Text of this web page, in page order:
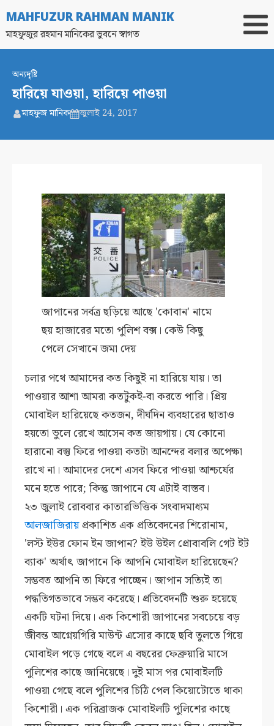
MAHFUZUR RAHMAN MANIK
মাহফুজুর রহমান মানিকের ভুবনে স্বাগত
অন্যদৃষ্টি
হারিয়ে যাওয়া, হারিয়ে পাওয়া
মাহফুজ মানিক জুলাই 24, 2017
জাপানের সর্বত্র ছড়িয়ে আছে 'কোবান' নামে
ছয় হাজারের মতো পুলিশ বক্স। কেউ কিছু
পেলে সেখানে জমা দেয়
চলার পথে আমাদের কত কিছুই না হারিয়ে যায়। তা
পাওয়ার আশা আমরা কতটুকই-বা করতে পারি। প্রিয়
মোবাইল হারিয়েছে কতজন, দীর্ঘদিন ব্যবহারের ছাতাও
হয়তো ভুলে রেখে আসেন কত জায়গায়। যে কোনো
হারানো বস্তু ফিরে পাওয়া কতটা আনন্দের বলার অপেক্ষা
রাখে না। আমাদের দেশে এসব ফিরে পাওয়া আশ্চর্যের
মনে হতে পারে; কিন্তু জাপানে যে এটাই বাস্তব।
২৩ জুলাই রোববার কাতারভিত্তিক সংবাদমাধ্যম
আলজাজিরায়প্রকাশিত এক প্রতিবেদনের শিরোনাম,
'লস্ট ইউর ফোন ইন জাপান? ইউ উইল প্রোবাবলি গেট ইট
ব্যাক' অর্থাৎ জাপানে কি আপনি মোবাইল হারিয়েছেন?
সম্ভবত আপনি তা ফিরে পাচ্ছেন। জাপান সত্যিই তা
পদ্ধতিগতভাবে সম্ভব করেছে। প্রতিবেদনটি শুরু হয়েছে
একটি ঘটনা দিয়ে। এক কিশোরী জাপানের সবচেয়ে বড়
জীবন্ত আগ্নেয়গিরি মাউন্ট এসোর কাছে ছবি তুলতে গিয়ে
মোবাইল পড়ে গেছে বলে এ বছরের ফেব্রুয়ারি মাসে
পুলিশের কাছে জানিয়েছে। দুই মাস পর মোবাইলটি
পাওয়া গেছে বলে পুলিশের চিঠি পেল কিয়োটোতে থাকা
কিশোরী। এক পরিব্রাজক মোবাইলটি পুলিশের কাছে